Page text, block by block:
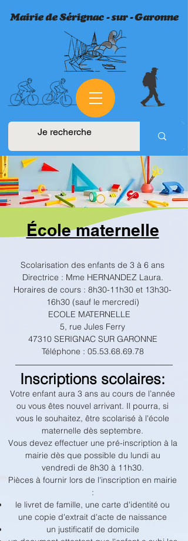
​Mairie de Sérignac - sur - Garonne
École maternelle
Scolarisation des enfants de 3 à 6 ans
Directrice : Mme HERNANDEZ Laura.
Horaires de cours : 8h30-11h30 et 13h30-
16h30 (sauf le mercredi)
ECOLE MATERNELLE
5, rue Jules Ferry
47310 SERIGNAC SUR GARONNE
Téléphone : 05.53.68.69.78
Inscriptions scolaires:
Votre enfant aura 3 ans au cours de l’année
ou vous êtes nouvel arrivant. Il pourra, si
vous le souhaitez, être scolarisé à l'école
maternelle dès septembre.
Vous devez effectuer une pré-inscription à la
mairie dès que possible du lundi au
vendredi de 8h30 à 11h30.
Pièces à fournir lors de l'inscription en mairie
:
le livret de famille, une carte d'identité ou
une copie d'extrait d'acte de naissance
un justificatif de domicile